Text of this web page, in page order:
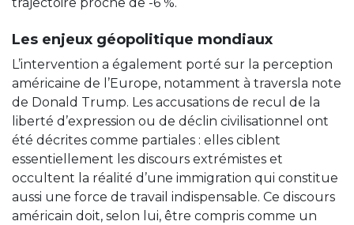
trajectoire proche de -6 %.
Les enjeux géopolitique mondiaux
L’intervention a également porté sur la perception
américaine de l’Europe, notamment à traversla note
de Donald Trump. Les accusations de recul de la
liberté d’expression ou de déclin civilisationnel ont
été décrites comme partiales : elles ciblent
essentiellement les discours extrémistes et
occultent la réalité d’une immigration qui constitue
aussi une force de travail indispensable. Ce discours
américain doit, selon lui, être compris comme un